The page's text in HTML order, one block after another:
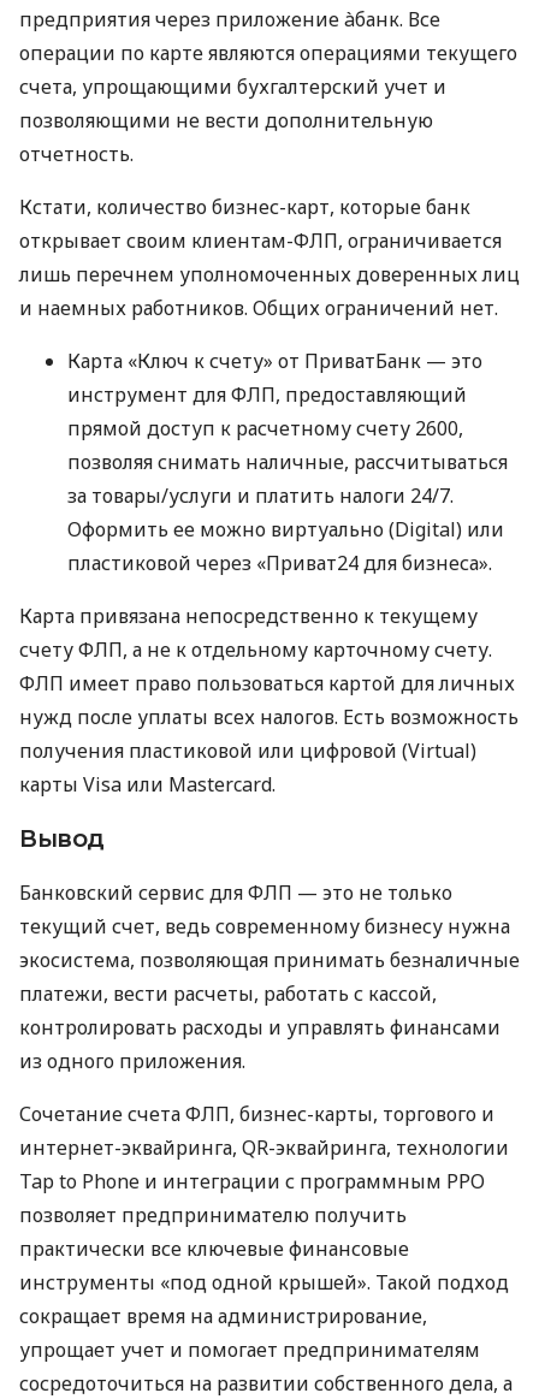
предприятия через приложение àбанк. Все
операции по карте являются операциями текущего
счета, упрощающими бухгалтерский учет и
позволяющими не вести дополнительную
отчетность.
Кстати, количество бизнес-карт, которые банк
открывает своим клиентам-ФЛП, ограничивается
лишь перечнем уполномоченных доверенных лиц
и наемных работников. Общих ограничений нет.
Карта «Ключ к счету» от ПриватБанк — это
инструмент для ФЛП, предоставляющий
прямой доступ к расчетному счету 2600,
позволяя снимать наличные, рассчитываться
за товары/услуги и платить налоги 24/7.
Оформить ее можно виртуально (Digital) или
пластиковой через «Приват24 для бизнеса».
Карта привязана непосредственно к текущему
счету ФЛП, а не к отдельному карточному счету.
ФЛП имеет право пользоваться картой для личных
нужд после уплаты всех налогов. Есть возможность
получения пластиковой или цифровой (Virtual)
карты Visa или Mastercard.
Вывод
Банковский сервис для ФЛП — это не только
текущий счет, ведь современному бизнесу нужна
экосистема, позволяющая принимать безналичные
платежи, вести расчеты, работать с кассой,
контролировать расходы и управлять финансами
из одного приложения.
Сочетание счета ФЛП, бизнес-карты, торгового и
интернет-эквайринга, QR-эквайринга, технологии
Tap to Phone и интеграции с программным РРО
позволяет предпринимателю получить
практически все ключевые финансовые
инструменты «под одной крышей». Такой подход
сокращает время на администрирование,
упрощает учет и помогает предпринимателям
сосредоточиться на развитии собственного дела, а